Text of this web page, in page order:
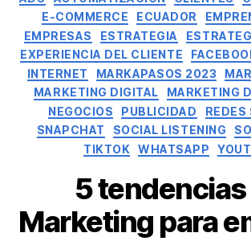
E-COMMERCE
ECUADOR
EMPRESAS
ESTRATEGIA
EXPERIENCIA DEL CLIENTE
INTERNET
MARKAPASOS 2023
MARKETING DIGITAL
MARKETING
NEGOCIOS
PUBLICIDAD
REDES
SNAPCHAT
SOCIAL LISTENING
TIKTOK WHATSAPP
5 tendencias
Marketing para